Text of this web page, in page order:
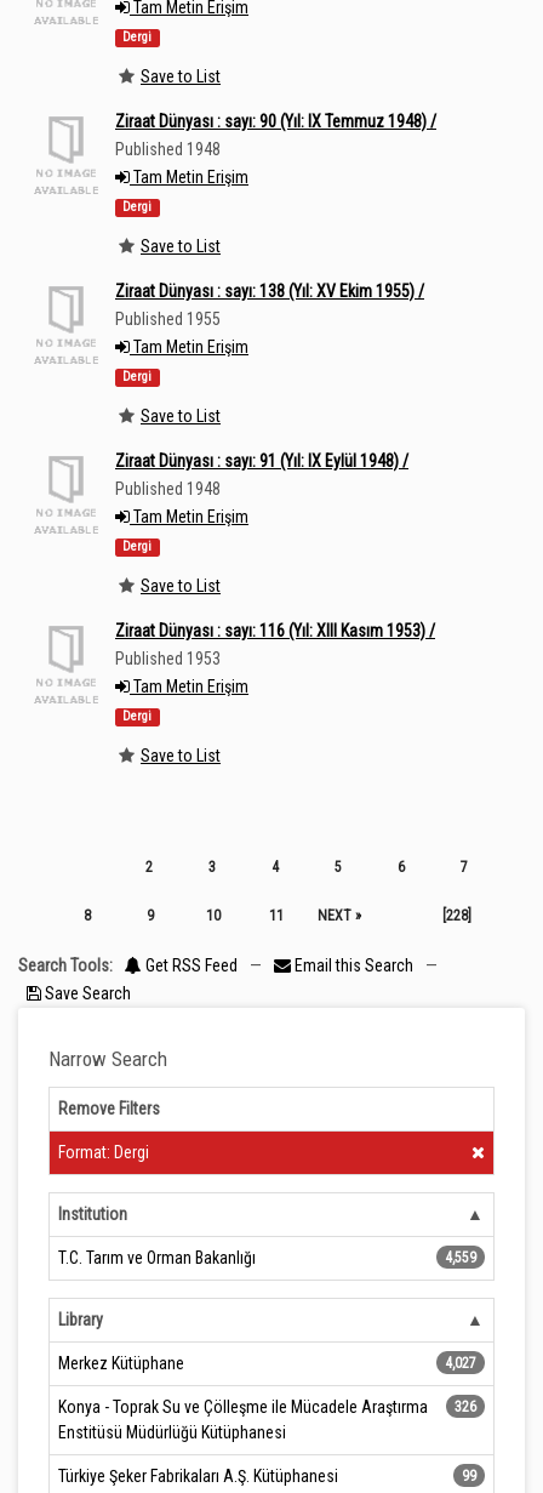
Tam Metin Erişim
Dergi
Save to List
Ziraat Dünyası : sayı: 90 (Yıl: IX Temmuz 1948) /
Published 1948
Tam Metin Erişim
Dergi
Save to List
Ziraat Dünyası : sayı: 138 (Yıl: XV Ekim 1955) /
Published 1955
Tam Metin Erişim
Dergi
Save to List
Ziraat Dünyası : sayı: 91 (Yıl: IX Eylül 1948) /
Published 1948
Tam Metin Erişim
Dergi
Save to List
Ziraat Dünyası : sayı: 116 (Yıl: XIII Kasım 1953) /
Published 1953
Tam Metin Erişim
Dergi
Save to List
2 3 4 5 6 7
8 9 10 11 NEXT » [228]
Search Tools: Get RSS Feed — Email this Search
—
Save Search
Narrow Search
Remove Filters
Clear Filter
Format: Dergi
Institution
T.C. Tarım ve Orman Bakanlığı 4,559
Library
Merkez Kütüphane 4,027
Konya - Toprak Su ve Çölleşme ile Mücadele Araştırma
Enstitüsü Müdürlüğü Kütüphanesi
326
Türkiye Şeker Fabrikaları A.Ş. Kütüphanesi 99